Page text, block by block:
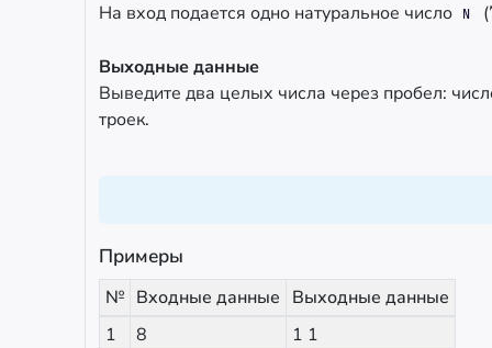
На вход подается одно натуральное число
N (
Выходные данные
Выведите два целых числа через пробел:
троек.
Примеры
№ Входные данные Выходные данные
1
8
1 1